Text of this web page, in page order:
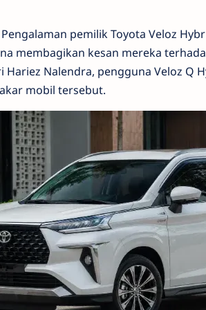
pemilik Toyota Veloz
membagikan kesan mereka
Hariez Nalendra, pengguna Veloz Q
mobil tersebut.